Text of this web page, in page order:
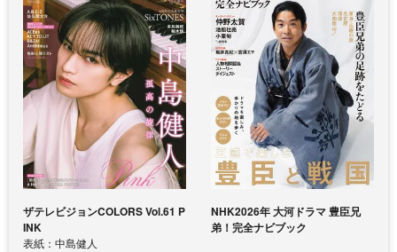
ザテレビジョンCOLORS Vol.61 P
INK
表紙：中島健人
NHK2026年 大河ドラマ 豊臣兄
弟！完全ナビブック